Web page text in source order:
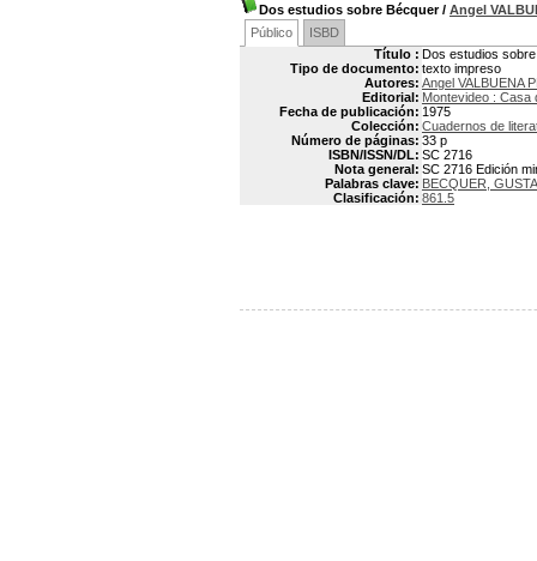
Dos estudios sobre Bécquer/ Angel
Público
ISBD
Título : Dos estudios
Tipo de documento: texto impreso
Autores: Angel VALBUENA
Editorial: Montevideo : Casa
Fecha de publicación: 1975
Colección: Cuadernos de
Número de páginas: 33 p
ISBN/ISSN/DL: SC 2716
Nota general: SC 2716 Edición
Palabras clave: BECQUER,
Clasificación: 861.5